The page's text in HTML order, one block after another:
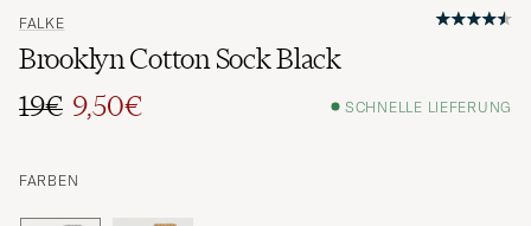
FALKE
Brooklyn Cotton Sock Black
19€ 9,50€ SCHNELLE LIEFERUNG
FARBEN